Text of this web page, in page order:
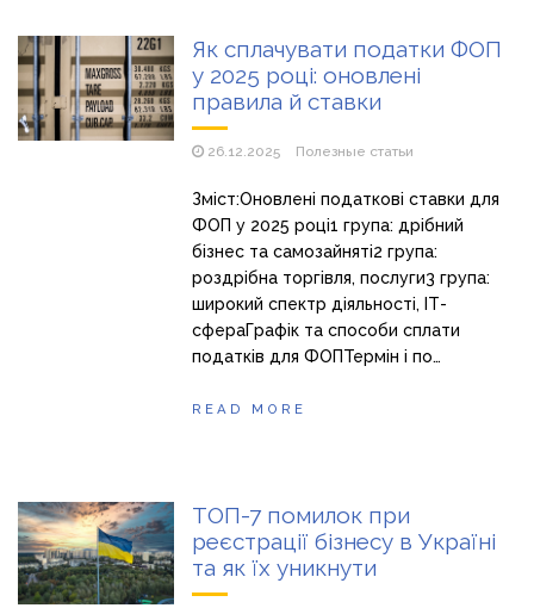
Як сплачувати податки ФОП
у 2025 році: оновлені
правила й ставки
26.12.2025 Полезные статьи
Зміст:Оновлені податкові ставки для
ФОП у 2025 році1 група: дрібний
бізнес та самозайняті2 група:
роздрібна торгівля, послуги3 група:
широкий спектр діяльності, ІТ-
сфераГрафік та способи сплати
податків для ФОПТермін і по…
READ MORE
ТОП-7 помилок при
реєстрації бізнесу в Україні
та як їх уникнути